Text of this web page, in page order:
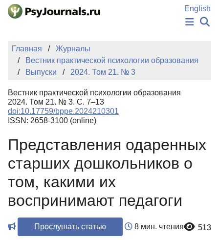
Перейти к основному содержанию
English
НОВОСТИ
ИЗДАНИЯ
АВТОРЫ
БАЗА ЗНАНИЙ
КЛЮЧЕВЫЕ СЛОВА
Регистрация
Главная
Журналы
Вестник практической психологии образования
Выпуски
2024. Том 21. № 3
Вестник практической психологии образования
2024. Том 21. № 3. С. 7–13
doi:10.17759/bppe.2024210301
ISSN: 2658-3100 (online)
Представления одаренных
старших дошкольников о
том, какими их
воспринимают педагоги
Прослушать статью 8 мин. чтения 513